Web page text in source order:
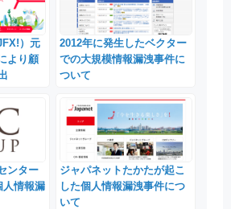
）元
より顧
2012年に発生したベクター
での大規模情報漏洩事件に
ついて
ンター
人情報漏
ジャパネットたかたが起こ
した個人情報漏洩事件につ
いて